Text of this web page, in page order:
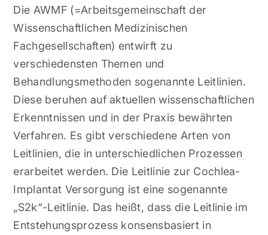
Die AWMF (=Arbeitsgemeinschaft der
Wissenschaftlichen Medizinischen
Fachgesellschaften) entwirft zu
verschiedensten Themen und
Behandlungsmethoden sogenannte Leitlinien.
Diese beruhen auf aktuellen wissenschaftlichen
Erkenntnissen und in der Praxis bewährten
Verfahren. Es gibt verschiedene Arten von
Leitlinien, die in unterschiedlichen Prozessen
erarbeitet werden. Die Leitlinie zur Cochlea-
Implantat Versorgung ist eine sogenannte
„S2k“-Leitlinie. Das heißt, dass die Leitlinie im
Entstehungsprozess konsensbasiert in